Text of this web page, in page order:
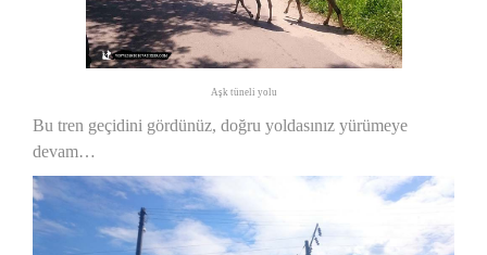
Aşk tüneli yolu
Bu tren geçidini gördünüz, doğru yoldasınız yürümeye
devam…